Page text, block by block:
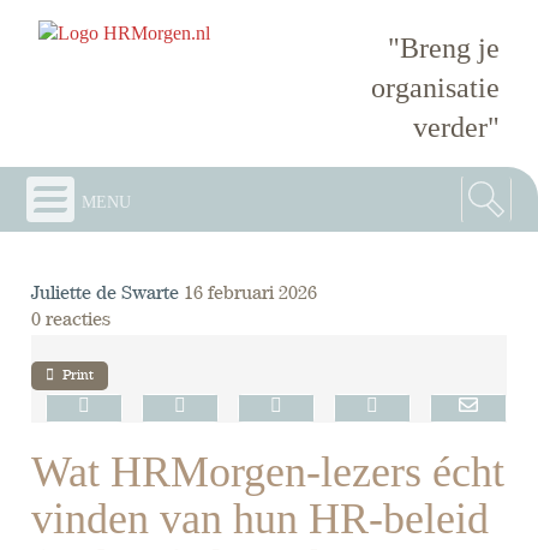
"Breng je
organisatie
verder"
menu
Juliette de Swarte 16 februari 2026
0 reacties
Print
Wat HRMorgen-lezers écht
vinden van hun HR-beleid